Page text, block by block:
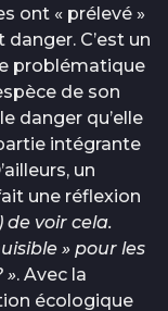
ont « prélevé »
C’est un
problématique
de son
danger qu’elle
intégrante
un
une réflexion
de voir cela.
» pour les
». Avec la
écologique